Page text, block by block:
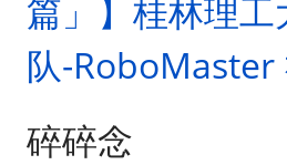
篇」】桂林理
队-RoboMaster
碎碎念